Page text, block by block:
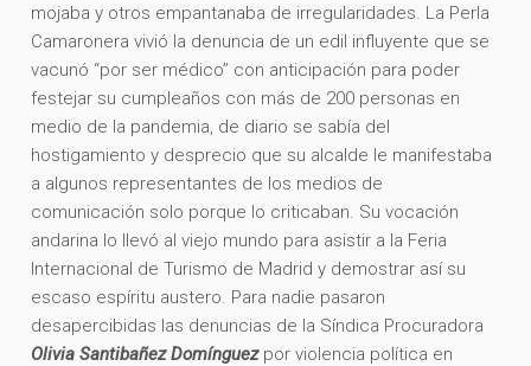
mojaba y otros empantanaba de irregularidades. La Perla
Camaronera vivió la denuncia de un edil influyente que se
vacunó “por ser médico” con anticipación para poder
festejar su cumpleaños con más de 200 personas en
medio de la pandemia, de diario se sabía del
hostigamiento y desprecio que su alcalde le manifestaba
a algunos representantes de los medios de
comunicación solo porque lo criticaban. Su vocación
andarina lo llevó al viejo mundo para asistir a la Feria
Internacional de Turismo de Madrid y demostrar así su
escaso espíritu austero. Para nadie pasaron
desapercibidas las denuncias de la Síndica Procuradora
Olivia Santibañez Domínguezpor violencia política en